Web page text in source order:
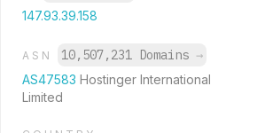
147.93.39.158
ASN 10,507,231 Domains →
AS47583 Hostinger International
Limited